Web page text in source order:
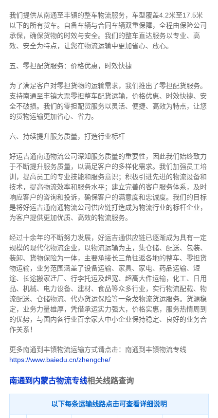
我们提供从南通至丰镇的整车物流服务，车型覆盖4.2米至17.5米
以下的所有货车。自备车辆与合同车辆双重保障，全程由保险公司
承保，确保货物的时效与安全。我们的整车直达服务以专业、高
效、安全为特点，让您在物流运输中更加省心、放心。
五、零担配货服务：价格优惠，时效快捷
为了满足客户对零担货物的运输需求，我们推出了零担配货服务。
支持南通至丰镇大票零担整车配货运输，价格优惠、时效快捷、安
全不破损。我们的零担配货服务以灵活、便捷、高效为特点，让您
的货物运输更加省心、省力。
六、持续提升服务质量，打造行业标杆
好运吉通南通物流公司深知服务质量的重要性，因此我们始终致力
于不断提升服务质量，以满足客户的多样化需求。我们加强员工培
训，提高员工的专业技能和服务意识；积极引进先进的物流设备和
技术，提高物流效率和服务水平；建立完善的客户服务体系，及时
响应客户的咨询和投诉，确保客户的满意度和忠诚度。我们的目标
是将好运吉通南通物流公司供应链打造成为物流行业的标杆企业，
为客户提供更加优质、高效的物流服务。
经过十余年的不断努力发展，好运吉通供应链已逐渐成为具有一定
规模的现代化物流企业，以物流运输为主，集仓储、配送、包装、
装卸、货物保险为一体，主要承接长三角往返各地的整车、零担货
物运输，业务范围涵盖了设备运输、家具、家电、药品运输、短
途、长途搬家迁厂、行李托运及超宽、超高大件运输，化工、日用
品、机械、电力设备、建材、食品等众多行业，实行物流配载、物
流配送、仓储物流、代办货运保险等一条龙物流货运服务。货源稳
定，业务力量雄厚，凭借承运实力强大，价格实惠，服务热情周到
的优势，与国内各行业百余家大中小企业保持稳定、良好的业务合
作关系！
更多南通到丰镇物流运输方式请点击：南通到丰镇物流专线
https://www.baiedu.cn/zhengche/
南通到内蒙古物流专线相关线路查询
以下每条运输线路点击可查看详细说明